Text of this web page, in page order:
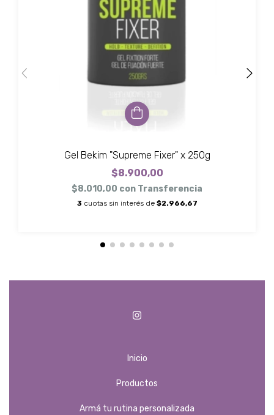
Gel Bekim "Supreme Fixer" x 250g
$8.900,00
$8.010,00 con Transferencia
3 cuotas sin interés de $2.966,67
Inicio
Productos
Armá tu rutina personalizada